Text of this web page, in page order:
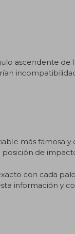
ascendente de
más famosa
posición de
con cada
información y